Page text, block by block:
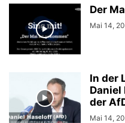
Der
Mai 14,
In der
Daniel
der
Mai 14,